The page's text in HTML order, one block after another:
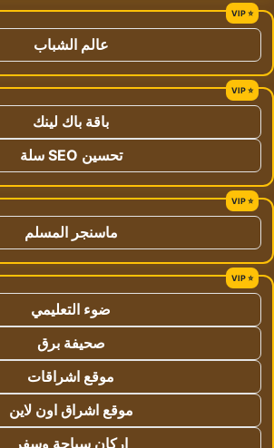
عالم الشباب
باقة باك لينك
تحسين SEO سلة
ماسنجر المسلم
ضوء التعليمي
صحيفة برق
موقع اشراقات
موقع اشراق اون لاين
اركان سياحة وسفر